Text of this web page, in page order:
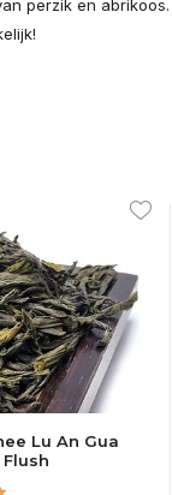
perzik en abrikoos.
Lu An Gua